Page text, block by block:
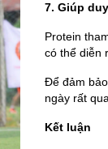
7. Giúp
Protein
có thể diễn
Để đảm
ngày rất
Kết luận